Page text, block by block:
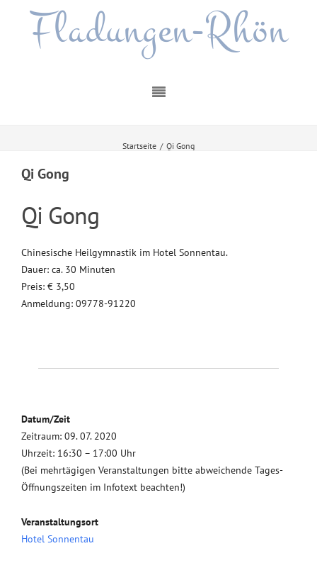
Fladungen-Rhön
Startseite / Qi Gong
Qi Gong
Qi Gong
Chinesische Heilgymnastik im Hotel Sonnentau.
Dauer: ca. 30 Minuten
Preis: € 3,50
Anmeldung: 09778-91220
Datum/Zeit
Zeitraum: 09. 07. 2020
Uhrzeit: 16:30 – 17:00 Uhr
(Bei mehrtägigen Veranstaltungen bitte abweichende Tages-
Öffnungszeiten im Infotext beachten!)
Veranstaltungsort
Hotel Sonnentau